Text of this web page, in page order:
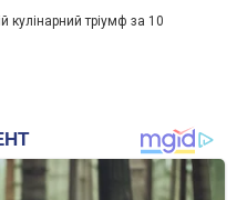
кулінарний тріумф за 10